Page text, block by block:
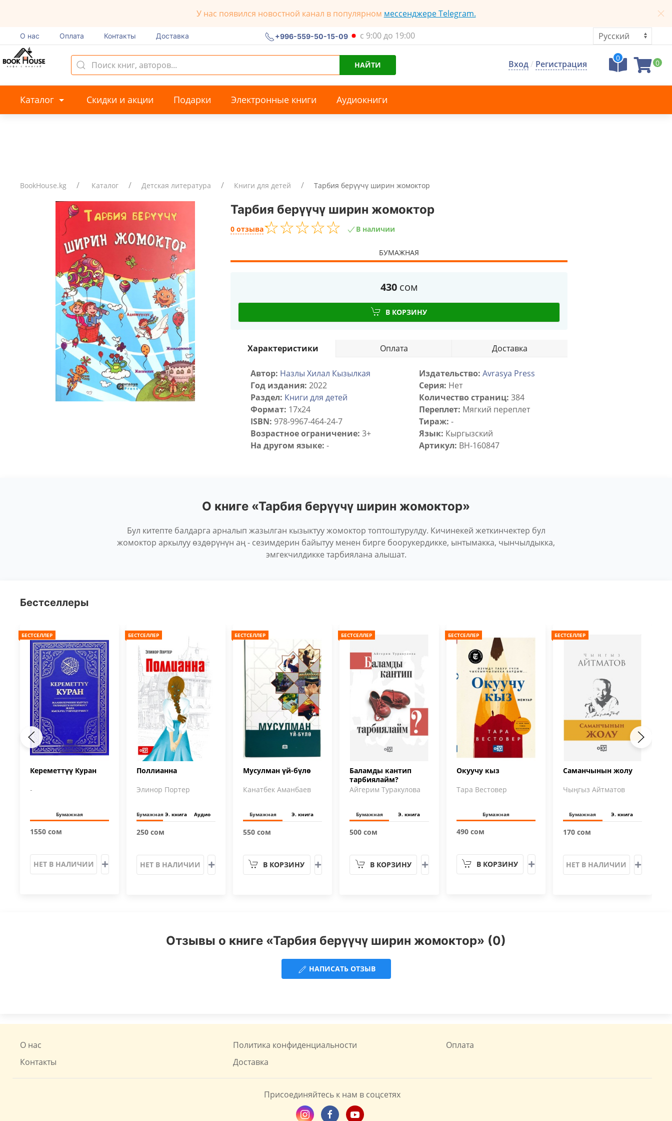
У нас появился новостной канал в популярном мессенджере Telegram.
О нас Оплата Контакты Доставка +996-559-50-15-09 с 9:00 до 19:00
НАЙТИ Вход/ Регистрация
0
0
Каталог Скидки и акции Подарки Электронные книги Аудиокниги
BookHouse.kg Каталог Детская литература Книги для детей Тарбия берүүчү ширин жомоктор
Тарбия берүүчү ширин жомоктор
0 отзыва☆☆☆☆☆
★★★★★ В наличии
БУМАЖНАЯ
430 сом
В КОРЗИНУ
Характеристики Оплата Доставка
Автор: Назлы Хилал Кызылкая Издательство: Avrasya Press
Год издания: 2022 Серия: Нет
Раздел: Книги для детей Количество страниц: 384
Формат: 17х24 Переплет: Мягкий переплет
ISBN: 978-9967-464-24-7 Тираж: -
Возрастное ограничение: 3+ Язык: Кыргызский
На другом языке: - Артикул: BH-160847
О книге «Тарбия берүүчү ширин жомоктор»
Бул китепте балдарга арналып жазылган кызыктуу жомоктор топтоштурулду. Кичинекей жеткинчектер бул
жомоктор аркылуу өздөрүнүн аң - сезимдерин байытуу менен бирге боорукердикке, ынтымакка, чынчылдыкка,
эмгекчилдикке тарбиялана алышат.
Бестселлеры
БЕСТСЕЛЛЕР
Кереметтүү Куран
-
Бумажная
1550 сом
НЕТ В НАЛИЧИИ
БЕСТСЕЛЛЕР
Поллианна
Элинор Портер
Бумажная Э. книга Аудио
250 сом
НЕТ В НАЛИЧИИ
БЕСТСЕЛЛЕР
Мусулман үй-бүлө
Канатбек Аманбаев
Бумажная Э. книга
550 сом
В КОРЗИНУ
БЕСТСЕЛЛЕР
Баламды кантип
тарбиялайм?
Айгерим Туракулова
Бумажная Э. книга
500 сом
В КОРЗИНУ
БЕСТСЕЛЛЕР
Окуучу кыз
Тара Вестовер
Бумажная
490 сом
В КОРЗИНУ
БЕСТСЕЛЛЕР
Саманчынын жолу
Чыңгыз Айтматов
Бумажная Э. книга
170 сом
НЕТ В НАЛИЧИИ
Отзывы о книге «Тарбия берүүчү ширин жомоктор» (0)
НАПИСАТЬ ОТЗЫВ
О нас Политика конфиденциальности
Оплата
Контакты
Доставка
Присоединяйтесь к нам в соцсетях